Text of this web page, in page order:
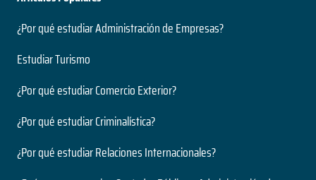
¿Por qué estudiar Administración de Empresas?
Estudiar Turismo
¿Por qué estudiar Comercio Exterior?
¿Por qué estudiar Criminalística?
¿Por qué estudiar Relaciones Internacionales?